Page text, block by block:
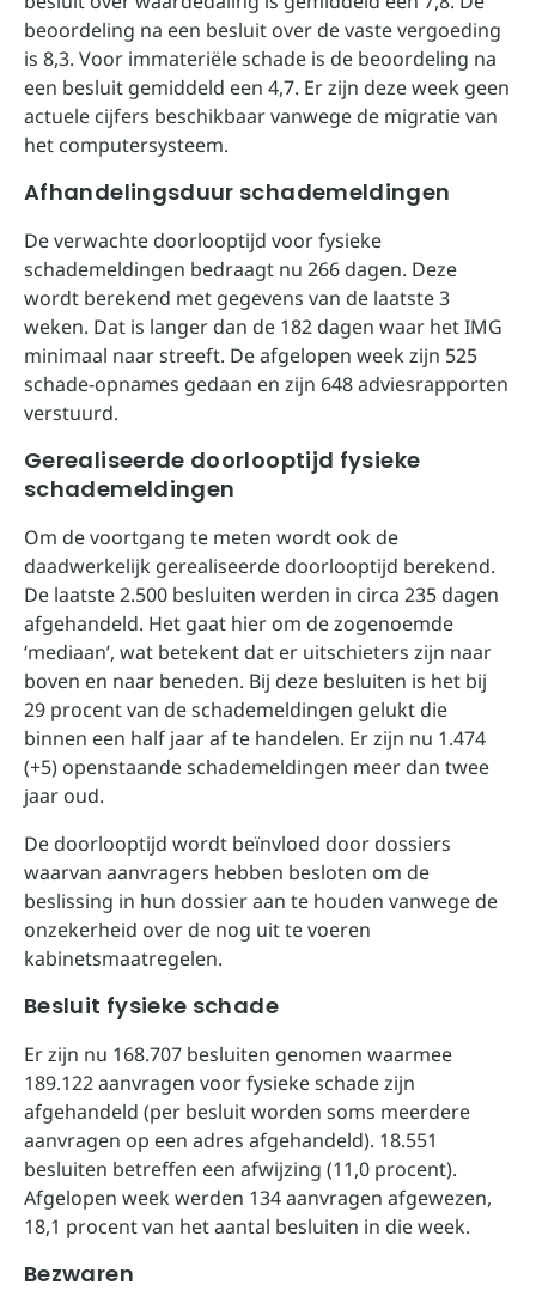
beoordeling na een besluit over de vaste vergoeding
is 8,3. Voor immateriële schade is de beoordeling na
een besluit gemiddeld een 4,7. Er zijn deze week geen
actuele cijfers beschikbaar vanwege de migratie van
het computersysteem.
Afhandelingsduur schademeldingen
De verwachte doorlooptijd voor fysieke
schademeldingen bedraagt nu 266 dagen. Deze
wordt berekend met gegevens van de laatste 3
weken. Dat is langer dan de 182 dagen waar het IMG
minimaal naar streeft. De afgelopen week zijn 525
schade-opnames gedaan en zijn 648 adviesrapporten
verstuurd.
Gerealiseerde doorlooptijd fysieke
schademeldingen
Om de voortgang te meten wordt ook de
daadwerkelijk gerealiseerde doorlooptijd berekend.
De laatste 2.500 besluiten werden in circa 235 dagen
afgehandeld. Het gaat hier om de zogenoemde
‘mediaan’, wat betekent dat er uitschieters zijn naar
boven en naar beneden. Bij deze besluiten is het bij
29 procent van de schademeldingen gelukt die
binnen een half jaar af te handelen. Er zijn nu 1.474
(+5) openstaande schademeldingen meer dan twee
jaar oud.
De doorlooptijd wordt beïnvloed door dossiers
waarvan aanvragers hebben besloten om de
beslissing in hun dossier aan te houden vanwege de
onzekerheid over de nog uit te voeren
kabinetsmaatregelen.
Besluit fysieke schade
Er zijn nu 168.707 besluiten genomen waarmee
189.122 aanvragen voor fysieke schade zijn
afgehandeld (per besluit worden soms meerdere
aanvragen op een adres afgehandeld). 18.551
besluiten betreffen een afwijzing (11,0 procent).
Afgelopen week werden 134 aanvragen afgewezen,
18,1 procent van het aantal besluiten in die week.
Bezwaren